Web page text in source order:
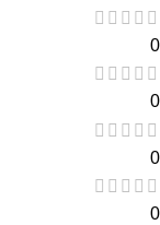
0
0
0
0